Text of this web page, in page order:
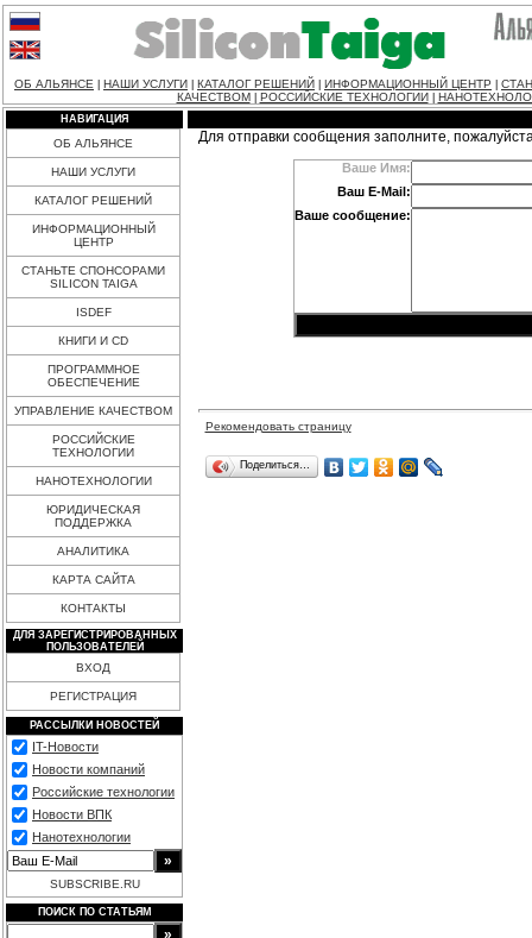
ОБ АЛЬЯНСЕ НАШИ УСЛУГИ КАТАЛОГ РЕШЕНИЙ ИНФОРМАЦИОННЫЙ ЦЕНТР
КАЧЕСТВОМ
РОССИЙСКИЕ ТЕХНОЛОГИИ
НАВИГАЦИЯ
ОБ АЛЬЯНСЕ
НАШИ УСЛУГИ
КАТАЛОГ РЕШЕНИЙ
ИНФОРМАЦИОННЫЙ
ЦЕНТР
СТАНЬТЕ СПОНСОРАМИ
SILICON TAIGA
ISDEF
КНИГИ И CD
ПРОГРАММНОЕ
ОБЕСПЕЧЕНИЕ
УПРАВЛЕНИЕ КАЧЕСТВОМ
РОССИЙСКИЕ
ТЕХНОЛОГИИ
НАНОТЕХНОЛОГИИ
ЮРИДИЧЕСКАЯ
ПОДДЕРЖКА
АНАЛИТИКА
КАРТА САЙТА
КОНТАКТЫ
ДЛЯ ЗАРЕГИСТРИРОВАННЫХ
ПОЛЬЗОВАТЕЛЕЙ
ВХОД
РЕГИСТРАЦИЯ
РАССЫЛКИ НОВОСТЕЙ
IT-Новости
Новости компаний
Российские технологии
Новости ВПК
Нанотехнологии
SUBSCRIBE.RU
ПОИСК ПО СТАТЬЯМ
Для отправки сообщения заполните,
Ваше Имя:
Ваш E-Mail:
Ваше сообщение:
Рекомендовать страницу
Поделиться…